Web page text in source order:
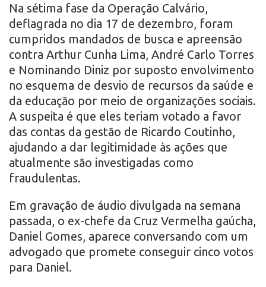
Na sétima fase da Operação Calvário,
deflagrada no dia 17 de dezembro, foram
cumpridos mandados de busca e apreensão
contra Arthur Cunha Lima, André Carlo Torres
e Nominando Diniz por suposto envolvimento
no esquema de desvio de recursos da saúde e
da educação por meio de organizações sociais.
A suspeita é que eles teriam votado a favor
das contas da gestão de Ricardo Coutinho,
ajudando a dar legitimidade às ações que
atualmente são investigadas como
fraudulentas.
Em gravação de áudio divulgada na semana
passada, o ex-chefe da Cruz Vermelha gaúcha,
Daniel Gomes, aparece conversando com um
advogado que promete conseguir cinco votos
para Daniel.